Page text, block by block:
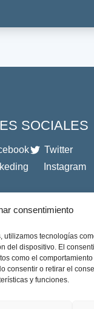
consentimiento
utilizamos tecnologías
del dispositivo. El
como el
consentir o retirar el
y funciones.
SOCIALES
Twitter
Instagram